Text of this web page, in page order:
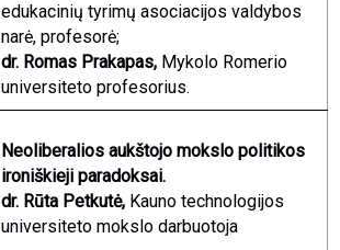
edukacinių tyrimų asociacijos valdybos
narė, profesorė;
dr. Romas Prakapas, Mykolo Romerio
universiteto profesorius.
Neoliberalios aukštojo mokslo politikos
ironiškieji paradoksai.
dr. Rūta Petkutė, Kauno technologijos
universiteto mokslo darbuotoja